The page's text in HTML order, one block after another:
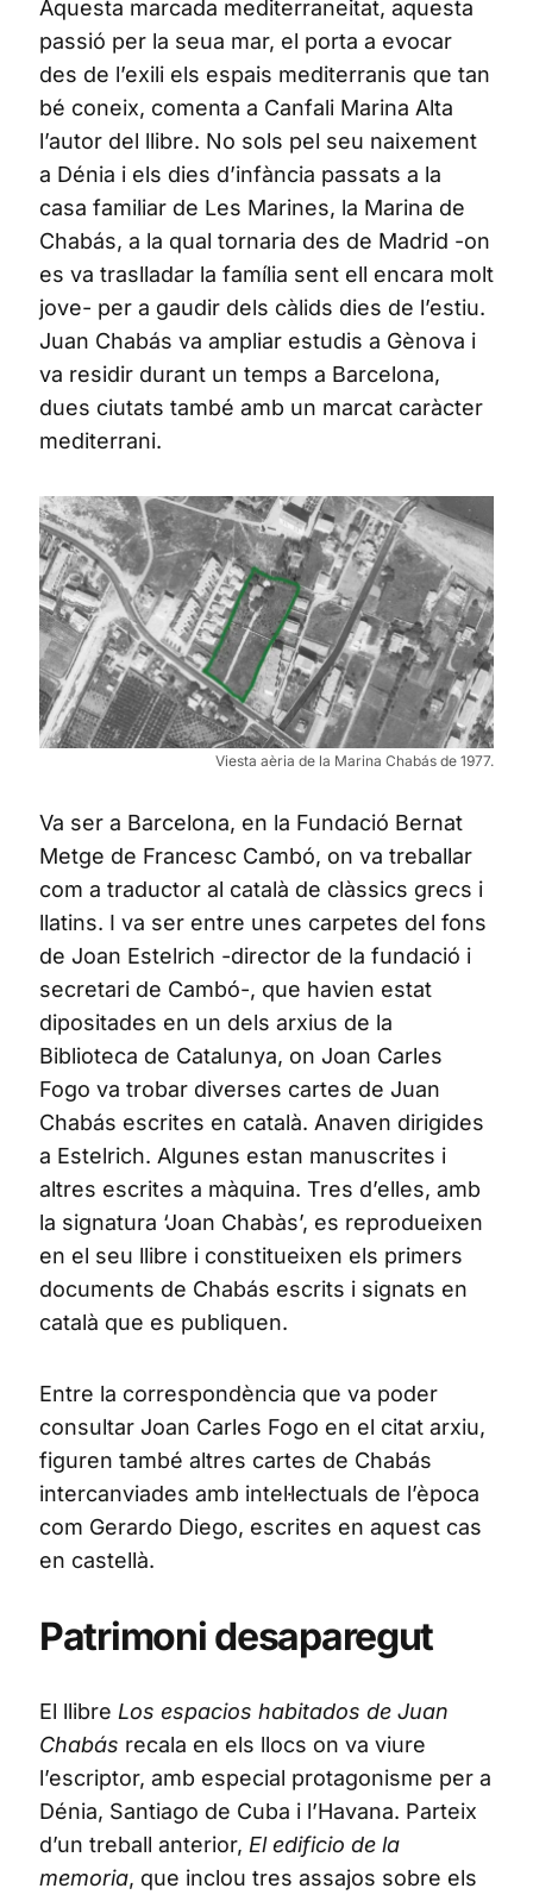
Aquesta marcada mediterraneitat, aquesta
passió per la seua mar, el porta a evocar
des de l’exili els espais mediterranis que tan
bé coneix, comenta a Canfali Marina Alta
l’autor del llibre. No sols pel seu naixement
a Dénia i els dies d’infància passats a la
casa familiar de Les Marines, la Marina de
Chabás, a la qual tornaria des de Madrid -on
es va traslladar la família sent ell encara molt
jove- per a gaudir dels càlids dies de l’estiu.
Juan Chabás va ampliar estudis a Gènova i
va residir durant un temps a Barcelona,
dues ciutats també amb un marcat caràcter
mediterrani.
Viesta aèria de la Marina Chabás de 1977.
Va ser a Barcelona, en la Fundació Bernat
Metge de Francesc Cambó, on va treballar
com a traductor al català de clàssics grecs i
llatins. I va ser entre unes carpetes del fons
de Joan Estelrich -director de la fundació i
secretari de Cambó-, que havien estat
dipositades en un dels arxius de la
Biblioteca de Catalunya, on Joan Carles
Fogo va trobar diverses cartes de Juan
Chabás escrites en català. Anaven dirigides
a Estelrich. Algunes estan manuscrites i
altres escrites a màquina. Tres d’elles, amb
la signatura ‘Joan Chabàs’, es reprodueixen
en el seu llibre i constitueixen els primers
documents de Chabás escrits i signats en
català que es publiquen.
Entre la correspondència que va poder
consultar Joan Carles Fogo en el citat arxiu,
figuren també altres cartes de Chabás
intercanviades amb intel·lectuals de l’època
com Gerardo Diego, escrites en aquest cas
en castellà.
Patrimoni desaparegut
El llibre Los espacios habitados de Juan
Chabás recala en els llocs on va viure
l’escriptor, amb especial protagonisme per a
Dénia, Santiago de Cuba i l’Havana. Parteix
d’un treball anterior, El edificio de la
memoria, que inclou tres assajos sobre els